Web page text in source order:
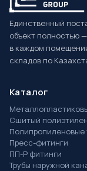
Единственный
объект полностью
в каждом
складов по
Каталог
Сшитый полиэтилен
Полипропиленовые
Пресс-фитинги
ПП-Р фитинги
Трубы наружной